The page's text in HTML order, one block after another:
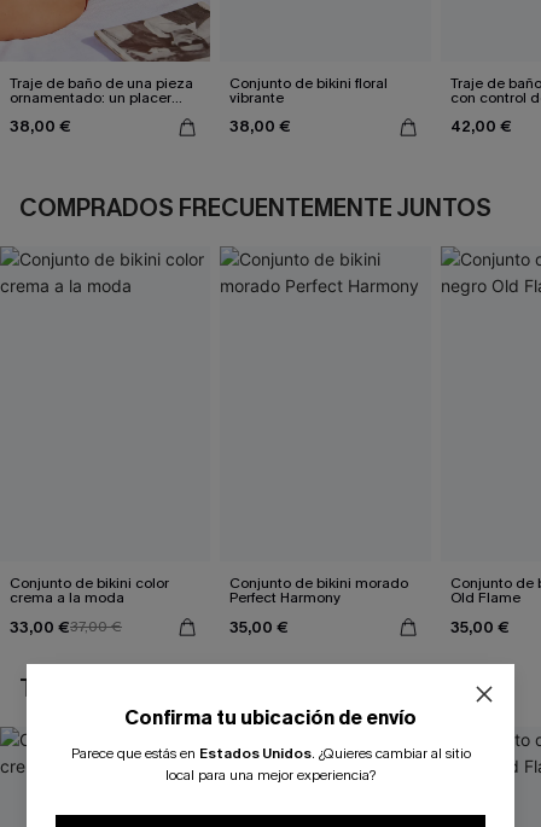
Traje de baño de una pieza
ornamentado: un placer
38,00 €
Conjunto de bikini floral
vibrante
38,00 €
Traje de
con control
42,00 €
COMPRADOS FRECUENTEMENTE JUNTOS
Conjunto de bikini color
crema a la moda
33,00 €37,00 €
Conjunto de bikini morado
Perfect Harmony
35,00 €
Conjunto de
Old Flame
35,00 €
TAMBIÉN TE PUEDE GUSTAR
Confirma tu ubicación de envío
Parece que estás en Estados Unidos. ¿Quieres cambiar al sitio
local para una mejor experiencia?